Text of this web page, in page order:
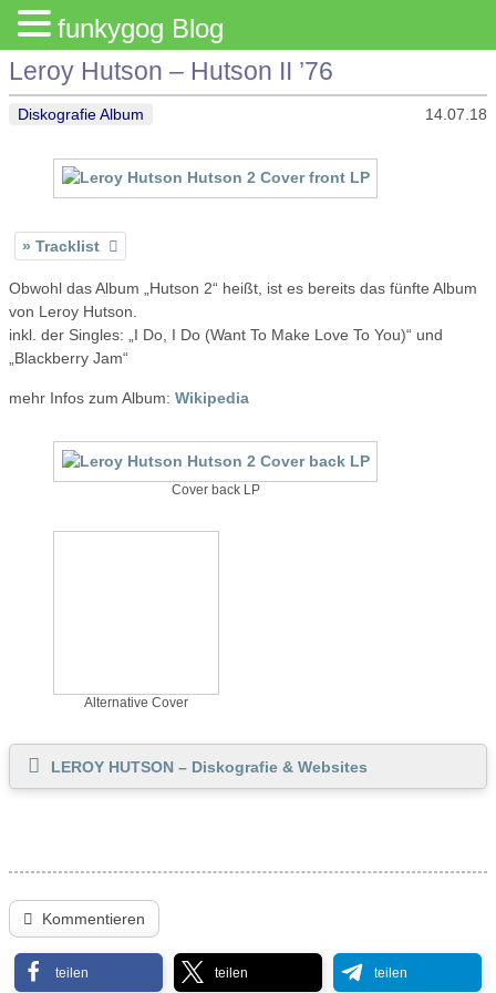
Leroy Hutson – Hutson II ’76
Diskografie Album 14.07.18
Tracklist
Obwohl das Album „Hutson 2“ heißt, ist es bereits das fünfte Album
von Leroy Hutson.
inkl. der Singles: „I Do, I Do (Want To Make Love To You)“ und
„Blackberry Jam“
mehr Infos zum Album: Wikipedia
Cover back LP
Alternative Cover
LEROY HUTSON – Diskografie & Websites
Kommentieren
teilen teilen teilen
funkygog Blog